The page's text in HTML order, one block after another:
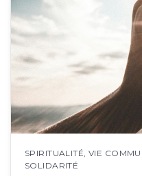
SPIRITUALITÉ ,VIE
SOLIDARITÉ